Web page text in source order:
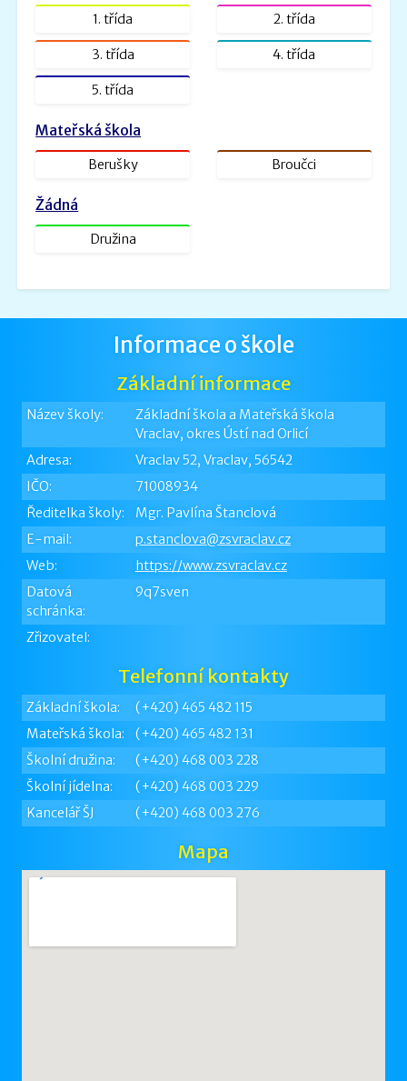
ŠVP PV Rybička_web.doc.pdf
Zveřejněno: 31.1.2022
ŠVP - Veselá školička
Velikost: 2227kb
1. třída 2. třída
3. třída 4. třída
5. třída
Mateřská škola
Berušky Broučci
Žádná
Družina
Informace o škole
Základní informace
Název školy:
Základní škola a Mateřská škola
Vraclav, okres Ústí nad Orlicí
Adresa:
Vraclav 52, Vraclav, 56542
IČO:
71008934
Ředitelka školy:
Mgr. Pavlína Štanclová
E-mail:
p.stanclova@zsvraclav.cz
Web:
https://www.zsvraclav.cz
Datová
schránka:
9q7sven
Zřizovatel:
Telefonní kontakty
Základní škola:
(+420) 465 482 115
Mateřská škola:
(+420) 465 482 131
Školní družina:
(+420) 468 003 228
Školní jídelna:
(+420) 468 003 229
Kancelář ŠJ
(+420) 468 003 276
Mapa